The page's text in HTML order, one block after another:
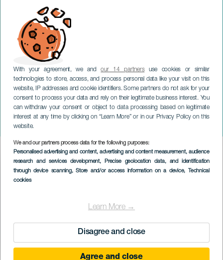
With your agreement, we andour 14 partnersuse cookies or similar
technologies to store, access, and process personal data like your visit on this
website, IP addresses and cookie identifiers. Some partners do not ask for your
consent to process your data and rely on their legitimate business interest. You
can withdraw your consent or object to data processing based on legitimate
interest at any time by clicking on “Learn More” or in our Privacy Policy on this
website.
We and our partners process data for the following purposes:
Personalised advertising and content, advertising and content measurement, audience
research and services development, Precise geolocation data, and identification
through device scanning, Store and/or access information on a device, Technical
cookies
Learn More →
Disagree and close
Agree and close
A propósito del Café
TENERIFFA
Imagen
Listado